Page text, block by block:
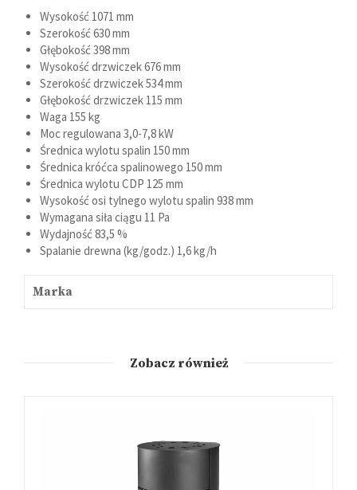
Wysokość 1071 mm
Szerokość 630 mm
Głębokość 398 mm
Wysokość drzwiczek676 mm
Szerokość drzwiczek534 mm
Głębokość drzwiczek 115 mm
Waga 155 kg
Moc regulowana 3,0-7,8 kW
Średnica wylotu spalin 150 mm
Średnica króćca spalinowego 150 mm
Średnica wylotu CDP 125 mm
Wysokość osi tylnego wylotu spalin 938 mm
Wymagana siła ciągu 11 Pa
Wydajność 83,5 %
Spalanie drewna (kg/godz.) 1,6 kg/h
Marka
Zobacz również